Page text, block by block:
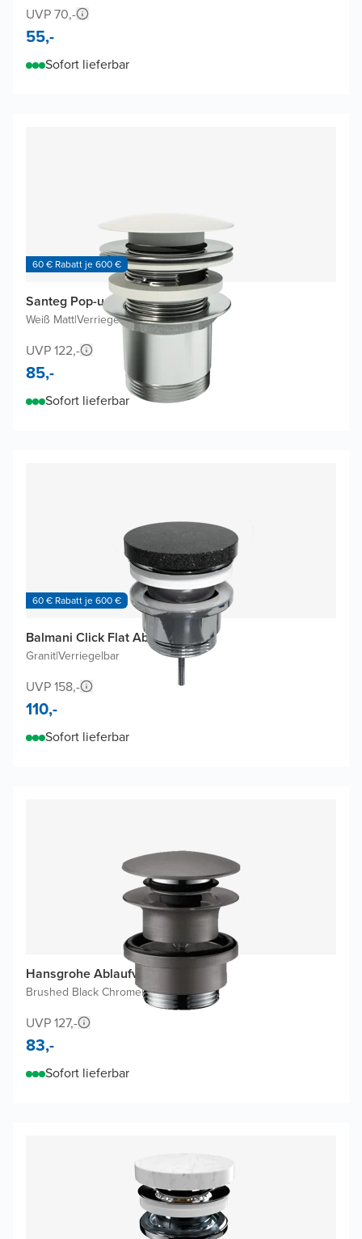
UVP 70,-
55,-
Sofort lieferbar
60 € Rabatt je 600 €
Santeg Pop-up Ablaufventil
Weiß Matt|Verriegelbar
UVP 122,-
85,-
Sofort lieferbar
60 € Rabatt je 600 €
Balmani Click Flat Ablaufventil
Granit|Verriegelbar
UVP 158,-
110,-
Sofort lieferbar
Hansgrohe Ablaufventil
Brushed Black Chrome|Verriegelbar
UVP 127,-
83,-
Sofort lieferbar